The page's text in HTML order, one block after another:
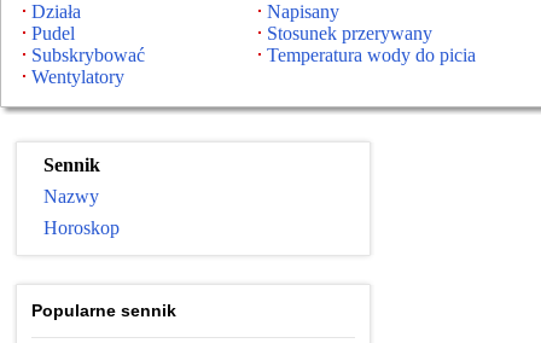
Działa
Napisany
Pudel
Stosunek przerywany
Subskrybować
Temperatura wody do picia
Wentylatory
Sennik
Nazwy
Horoskop
Popularne sennik